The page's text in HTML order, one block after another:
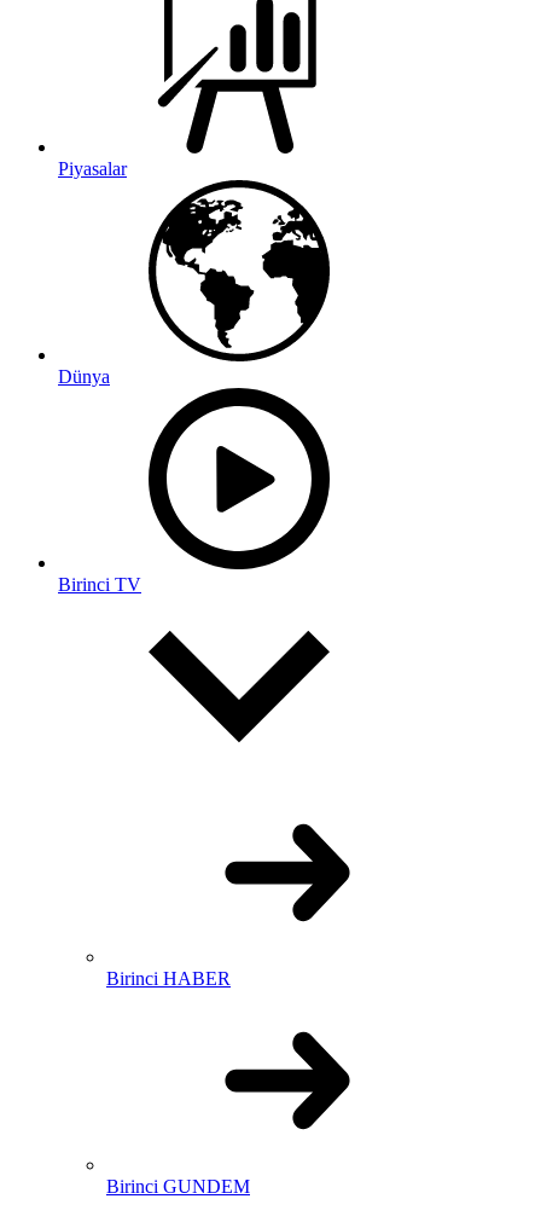
Piyasalar
Dünya
Birinci TV
Birinci HABER
Birinci GUNDEM